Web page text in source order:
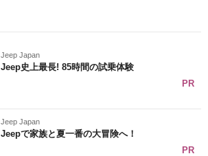
Jeep Japan
Jeep史上最長! 85時間の試乗体験
PR
Jeep Japan
Jeepで家族と夏一番の大冒険へ！
PR